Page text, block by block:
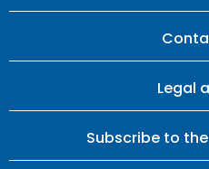
Legal
Subscribe to